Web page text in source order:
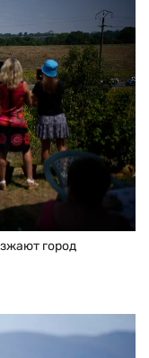
город